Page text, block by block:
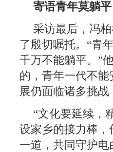
寄语青年莫躺
采访最后，冯
了殷切嘱托。“青
千万不能躺平。”
的，青年一代不
展仍面临诸多挑
“文化要延续，
设家乡的接力棒
一道，共同守护